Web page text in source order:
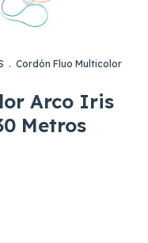
. Cordón Fluo Multicolor
Arco Iris
Metros